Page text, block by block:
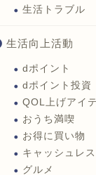
生活トラブル
生活向上活動
dポイント
dポイント投資
QOL上げアイ
おうち満喫
お得に買い物
キャッシュレス
グルメ